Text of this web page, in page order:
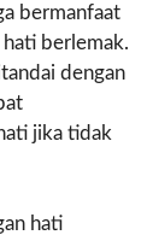
bermanfaat
berlemak.
dengan
jika tidak
hati